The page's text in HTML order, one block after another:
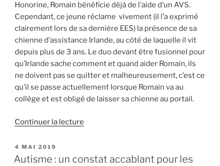
Honorine, Romain bénéficie déjà de l’aide d’un AVS.
Cependant, ce jeune réclame vivement (il l’a exprimé
clairement lors de sa dernière EES) la présence de sa
chienne d’assistance Irlande, au côté de laquelle il vit
depuis plus de 3 ans. Le duo devant être fusionnel pour
qu’Irlande sache comment et quand aider Romain, ils
ne doivent pas se quitter et malheureusement, c’est ce
qu’il se passe actuellement lorsque Romain va au
collège et est obligé de laisser sa chienne au portail.
Continuer la lecture
IRLANDE
PUBLIÉ
LE
4 MAI 2019
Autisme : un constat accablant pour les